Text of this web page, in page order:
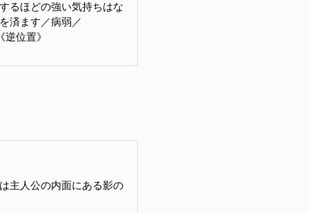
るほどの強い気持ちはな
済ます／病弱／
位置》
主人公の内面にある影の